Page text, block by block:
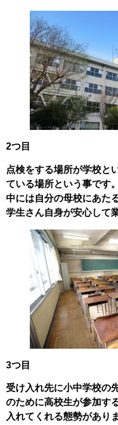
2つ目
点検をする場所が学校と
ている場所という事です。
中には自分の母校にあた
学生さん自身が安心して
3つ目
受け入れ先に小中学校の
のために高校生が参加す
入れてくれる態勢があり